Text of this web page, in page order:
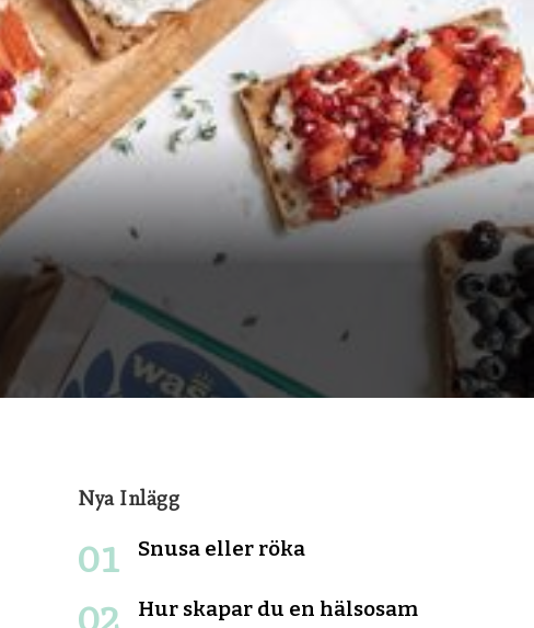
Nya Inlägg
Snusa eller röka
Hur skapar du en hälsosam